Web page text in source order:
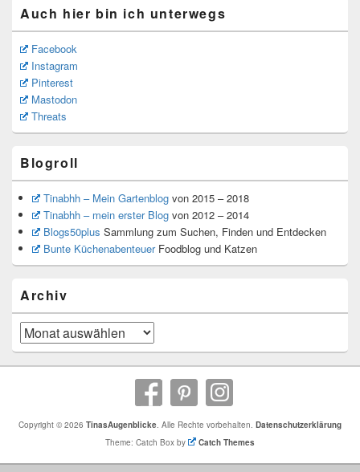
Auch hier bin ich unterwegs
Facebook
Instagram
Pinterest
Mastodon
Threats
Blogroll
Tinabhh – Mein Gartenblogvon 2015 – 2018
Tinabhh – mein erster Blogvon 2012 – 2014
Blogs50plus Sammlung zum Suchen, Finden und Entdecken
Bunte KüchenabenteuerFoodblog und Katzen
Archiv
Archiv
Copyright © 2026 TinasAugenblicke. Alle Rechte vorbehalten. Datenschutzerklärung
Theme: Catch Box by
Catch Themes